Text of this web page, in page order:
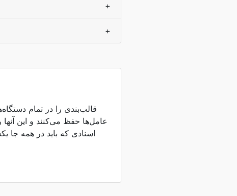
+
+
عامل‌ها حفظ می‌کنند و این آنها
اسنادی که باید در همه جا